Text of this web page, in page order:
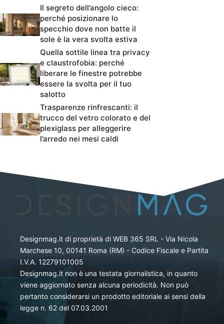
Il segreto dell’angolo cieco:
perché posizionare lo
specchio dove non batte il
sole è la vera svolta estiva
Quella sottile linea tra privacy
e claustrofobia: perché
liberare le finestre potrebbe
essere la svolta per il tuo
salotto
Trasparenze rinfrescanti: il
trucco del vetro colorato e del
plexiglass per alleggerire
l’arredo nei mesi caldi
Designmag.it di proprietà di WEB 365 SRL - Via Nicola
Marchese 10, 00141 Roma (RM) - Codice Fiscale e Partita
I.V.A. 12279101005
Designmag.it non è una testata giornalistica, in quanto
viene aggiornato senza alcuna periodicità. Non può
pertanto considerarsi un prodotto editoriale ai sensi della
legge n. 62 del 07.03.2001